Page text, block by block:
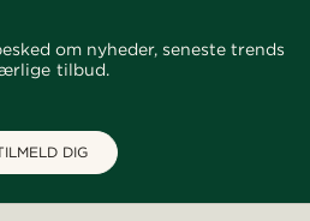
om nyheder, seneste trends
tilbud.
DIG